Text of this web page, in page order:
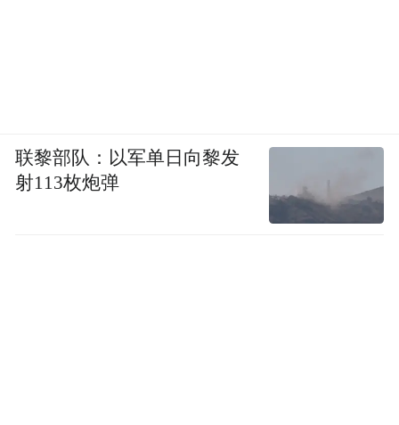
联黎部队：以军单日向黎发
射113枚炮弹